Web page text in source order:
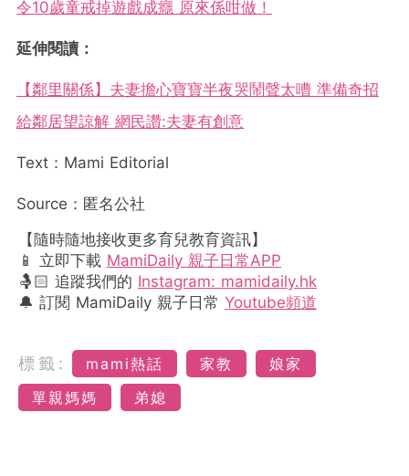
令10歲童戒掉遊戲成癮 原來係咁做！
延伸閱讀：
【鄰里關係】夫妻擔心寶寶半夜哭鬧聲太嘈 準備奇招
給鄰居望諒解 網民讚:夫妻有創意
Text：Mami Editorial
Source：匿名公社
【隨時隨地接收更多育兒教育資訊】
📱 立即下載 MamiDaily 親子日常APP
🤱🏻 追蹤我們的 Instagram: mamidaily.hk
🔔 訂閱 MamiDaily 親子日常 Youtube頻道
標籤: mami熱話 家教
娘家
單親媽媽
弟媳